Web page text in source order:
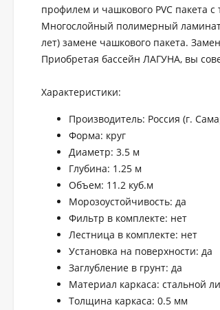
профилем и чашкового PVC пакета
Многослойный полимерный ламинат
лет) замене чашкового пакета.
Приобретая бассейн ЛАГУНА, вы
Характеристики:
Производитель: Россия (г.
Форма: круг
Диаметр: 3.5 м
Глубина: 1.25 м
Объем: 11.2 куб.м
Морозоустойчивость: да
Фильтр в комплекте: нет
Лестница в комплекте: нет
Установка на поверхности: да
Заглубление в грунт: да
Материал каркаса: стальной
Толщина каркаса: 0.5 мм